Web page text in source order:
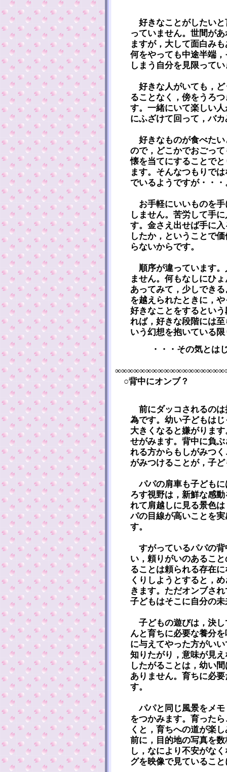
好きなことがしたいと
っていません。世間が
ますが，大して面白み
何をやっても中途半端
しまう自分を見限って
好きな人がいても，ど
ることなく，傍をうろ
す。一緒にいて楽しい
にふざけて回って，バ
好きなものが食べたい
ので，どこかでおごっ
懐を当てにすることで
ます。そんなつもりで
でいるようですが・・・
お手軽にいいものを手
しません。苦労して手
す。金さえ出せば手に
したか，ということで
らないからです。
順序が違っています。
ません。何もなしにひ
あってみて，少しでき
を越えられたときに，
好きなことをするとい
れば，好きな段階には
いう幻想を抱いている
・・・その気とは
○背中にオンブ？
前にダッコされるのは
為です。幼い子どもは
大きくなると嫌がりま
せがみます。背中に負
れる方からもしがみつ
がみつけることが，子
パパの肩車も子どもに
ろす視野は，新鮮な感
れて肩越しに見る景色
パの目線が高いことを
す。
すがっているパパの背
い，頼りがいのあるこ
ることは頼られる存在
くりしようとすると，
きます。ただオンブさ
子どもはそこに自分の
子どもの遊びは，決し
んと育ちに必要な養分
に与えてやった方がい
知りたがり，意味が見
したがることは，幼い
ありません。育ちに必
す。
パパと同じ風景をメモ
をつかみます。育った
くと，育ちへの道が楽
前に，目的地の写真を
し，なにより不安がな
グを映像で見ているこ